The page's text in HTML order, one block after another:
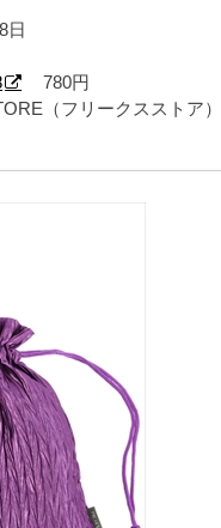
日
780円
（フリークスストア